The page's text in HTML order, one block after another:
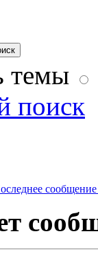
темы
поиск
сообщение